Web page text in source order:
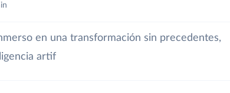
en una transformación sin precedentes,
artif